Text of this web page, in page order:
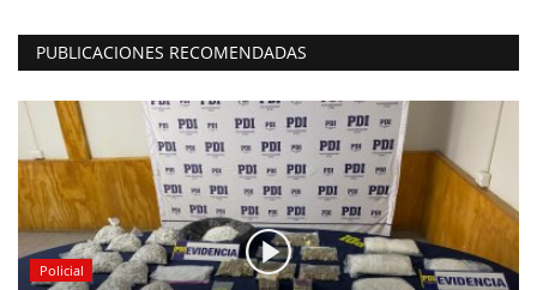
PUBLICACIONES RECOMENDADAS
Policial